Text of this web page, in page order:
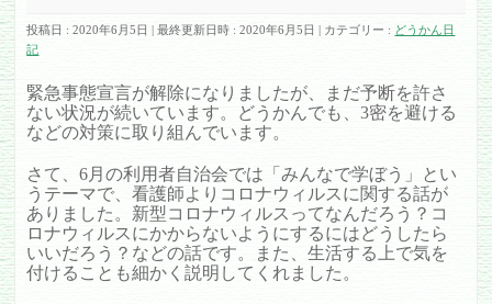
投稿日 : 2020年6月5日 最終更新日時 : 2020年6月5日 カテゴリー : どうかん日
記
緊急事態宣言が解除になりましたが、まだ予断を許さ
ない状況が続いています。どうかんでも、3密を避ける
などの対策に取り組んでいます。
さて、6月の利用者自治会では「みんなで学ぼう」とい
うテーマで、看護師よりコロナウィルスに関する話が
ありました。新型コロナウィルスってなんだろう？コ
ロナウィルスにかからないようにするにはどうしたら
いいだろう？などの話です。また、生活する上で気を
付けることも細かく説明してくれました。